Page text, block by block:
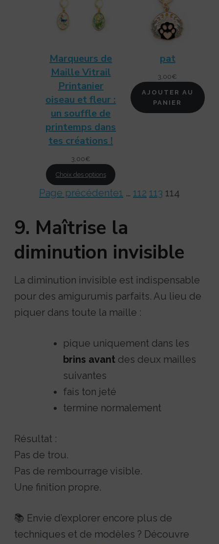
Marqueurs de
Maille Vitrail
Printanier
oiseau et fleur :
un souffle de
printemps dans
tes créations !
3,00€
Choix des options
pat
3,00€
AJOUTER AU
PANIER
Page précédente1 … 112 113 114
9. Maîtrise la
diminution invisible
La diminution invisible est indispensable
pour des amigurumis parfaits. Au lieu de
piquer dans toute la maille :
pique uniquement dans les
brins avant des deux mailles
suivantes
fais ton jeté
termine normalement
Résultat :
Pas de trou.
Pas de rembourrage visible.
Une finition propre.
📚 Envie d’explorer encore plus de
techniques et de modèles ? Découvre